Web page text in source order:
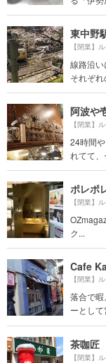
東中野
【閉業】
線路沿い
それぞ
阿波や
【閉業】
24時間
れてて、
ポレポ
【閉業】
ク...
Cafe
【閉業】
落合で
ーとして
茶咖匠
【閉業】